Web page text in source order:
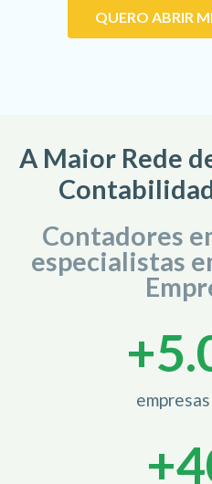
QUERO ABRIR
A Maior Rede
Contadores
especialistas
+
+